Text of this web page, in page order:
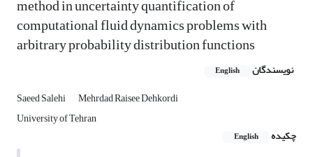
method in uncertainty quantification of
computational fluid dynamics problems with
arbitrary probability distribution functions
نویسندگان English
Saeed Salehi
Mehrdad Raisee Dehkordi
University of Tehran
چکیده
English